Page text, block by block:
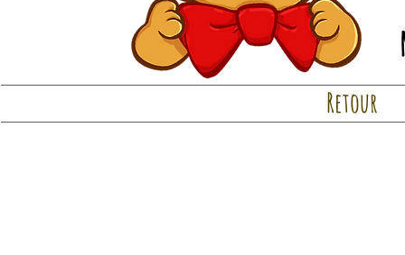
Retour